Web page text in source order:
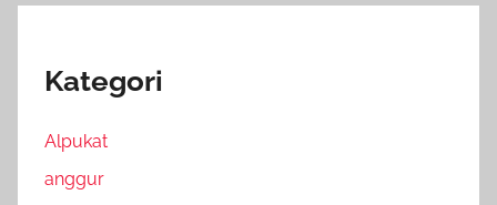
Kategori
Alpukat
anggur